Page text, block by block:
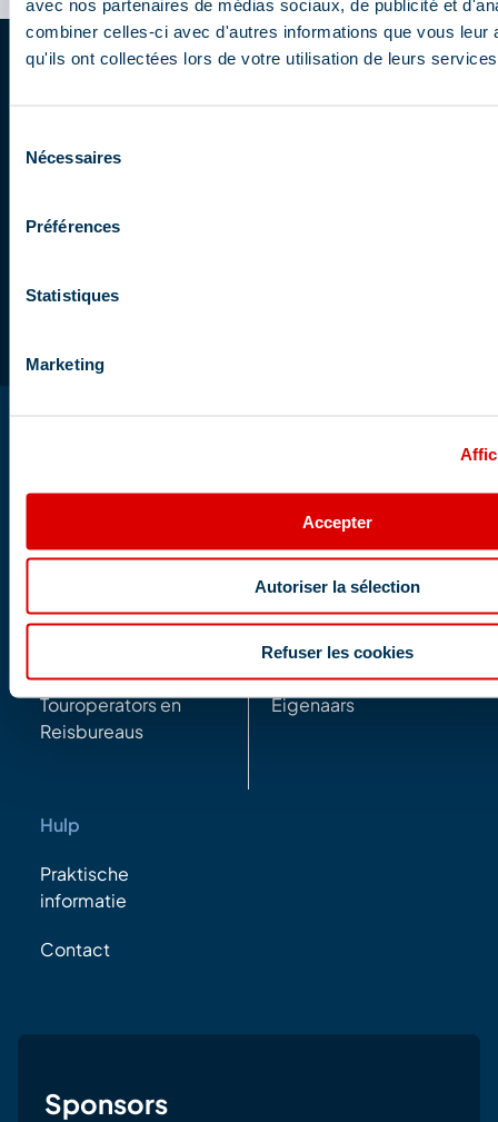
avec nos partenaires de médias sociaux, de publicité et
combiner celles-ci avec d'autres informations que vous leur
qu'ils ont collectées lors de votre utilisation de leurs
Nécessaires
Préférences
Statistiques
Marketing
Accepter
Autoriser la sélection
Refuser les cookies
email
privacybeleid
toepassing.
Groups and
Touroperators en
Reisbureaus
Partners
Professionals in the
Valley
Eigenaars
Hulp
Praktische
informatie
Contact
Sponsors